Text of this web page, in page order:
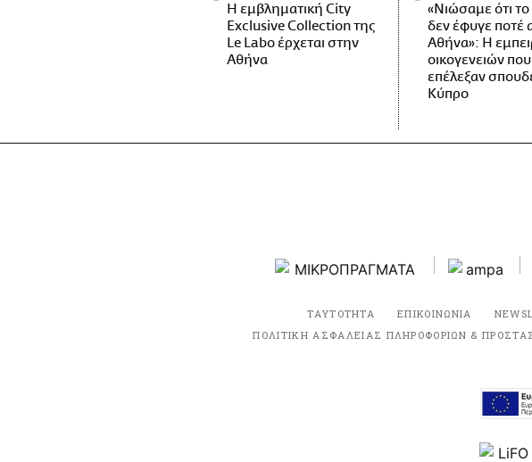
Η εμβληματική City
Exclusive Collection της
Le Labo έρχεται στην
Αθήνα
«Νιώσαμε ότι το
δεν έφυγε ποτέ
Αθήνα»: Η
οικογενειών που
επέλεξαν
Κύπρο
ΤΑΥΤΟΤΗΤΑ ΕΠΙΚΟΙΝΩΝΙΑ
ΠΟΛΙΤΙΚΗ ΑΣΦΑΛΕΙΑΣ ΠΛΗΡΟΦΟΡΙΩΝ &